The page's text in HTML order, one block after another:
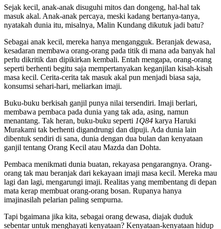
Sejak kecil, anak-anak disuguhi mitos dan dongeng, hal-hal tak
masuk akal. Anak-anak percaya, meski kadang bertanya-tanya,
nyatakah dunia itu, misalnya, Malin Kundang dikutuk jadi batu?
Sebagai anak kecil, mereka hanya mengangguk. Beranjak dewasa,
kesadaran membawa orang-orang pada titik di mana ada banyak hal
perlu dikritik dan dipikirkan kembali. Entah mengapa, orang-orang
seperti berhenti begitu saja mempertanyakan keganjilan kisah-kisah
masa kecil. Cerita-cerita tak masuk akal pun menjadi biasa saja,
konsumsi sehari-hari, meliarkan imaji.
Buku-buku berkisah ganjil punya nilai tersendiri. Imaji berlari,
membawa pembaca pada dunia yang tak ada, asing, namun
menantang. Tak heran, buku-buku seperti 1Q84 karya Haruki
Murakami tak berhenti digandrungi dan dipuji. Ada dunia lain
dibentuk sendiri di sana, dunia dengan dua bulan dan kenyataan
ganjil tentang Orang Kecil atau Mazda dan Dohta.
Pembaca menikmati dunia buatan, rekayasa pengarangnya. Orang-
orang tak mau beranjak dari kekayaan imaji masa kecil. Mereka mau
lagi dan lagi, mengarungi imaji. Realitas yang membentang di depan
mata kerap membuat orang-orang bosan. Rupanya hanya
imajinasilah pelarian paling sempurna.
Tapi bgaimana jika kita, sebagai orang dewasa, diajak duduk
sebentar untuk menghayati kenyataan? Kenyataan-kenyataan hidup